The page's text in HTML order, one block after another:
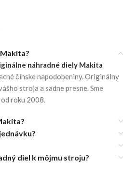
náhradné diely Makita
čínske napodobeniny. Originálny
stroja a sadne presne. Sme
roku 2008.
diel k môjmu stroju?